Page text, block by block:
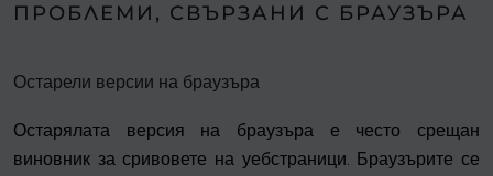
ПРОБЛЕМИ, СВЪРЗАНИ С БРАУЗЪРА
Остарели версии на браузъра
Остарялата версия на браузъра е често срещан
виновник за сривовете на уебстраници. Браузърите се